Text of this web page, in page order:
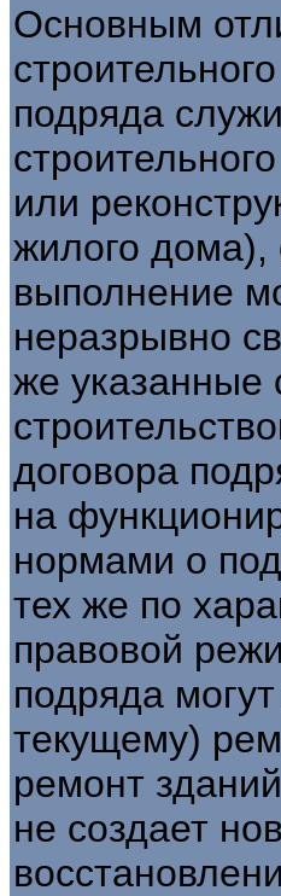
Основным
подряда
или
жилого дома),
выполнение
неразрывно
же указанные
договора
на
нормами о
тех же по
правовой
подряда
текущему)
ремонт
не создает